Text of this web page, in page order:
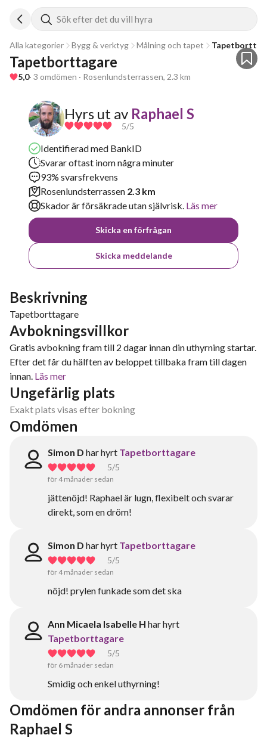
Sök efter det du vill hyra
Alla kategorier Bygg & verktyg Målning och tapet
Tapetborttagare
5,0· 3 omdömen · Rosenlundsterrassen, 2.3 km
Hyrs ut av Raphael S
5/5
Identifierad med BankID
Svarar oftast inom några minuter
93% svarsfrekvens
Rosenlundsterrassen 2.3 km
Skador är försäkrade utan självrisk. Läs mer
Skicka en förfrågan
Skicka meddelande
Beskrivning
Tapetborttagare
Avbokningsvillkor
Gratis avbokning fram till 2 dagar innan din uthyrning startar.
Efter det får du hälften av beloppet tillbaka fram till dagen
innan. Läs mer
Ungefärlig plats
Exakt plats visas efter bokning
Omdömen
Simon D har hyrt Tapetborttagare
5/5
för 4 månader sedan
jättenöjd! Raphael är lugn, flexibelt och svarar
direkt, som en dröm!
Simon D har hyrt Tapetborttagare
5/5
för 4 månader sedan
nöjd! prylen funkade som det ska
Ann Micaela Isabelle H har hyrt
Tapetborttagare
5/5
för 6 månader sedan
Smidig och enkel uthyrning!
Omdömen för andra annonser från
Raphael S